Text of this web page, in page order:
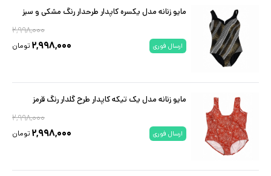
مایو زنانه مدل یکسره کاپدار طرحدار رنگ مشکی و سبز
۲,۹۹۸,۰۰۰
ارسال فوری ۲,۹۹۸,۰۰۰ تومان
مایو زنانه مدل یک تیکه کاپدار طرح گلدار رنگ قرمز
۲,۹۹۸,۰۰۰
ارسال فوری ۲,۹۹۸,۰۰۰ تومان